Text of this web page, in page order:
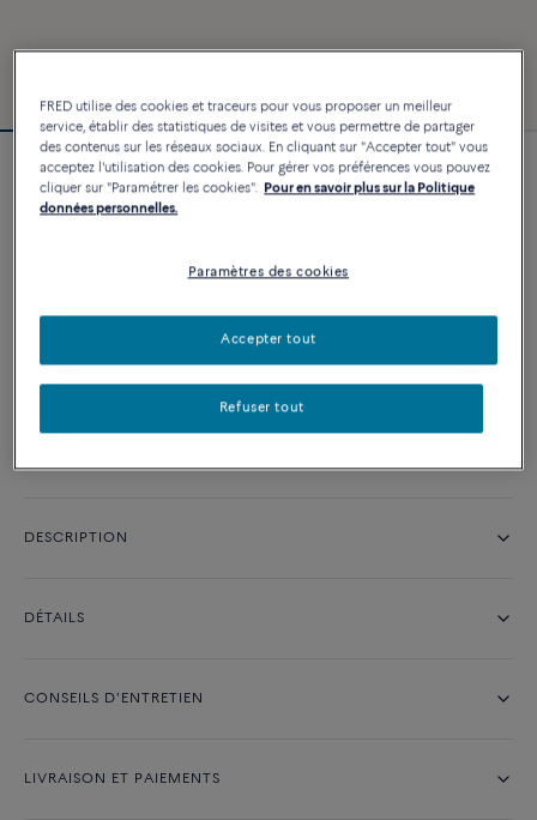
Bracelet Force 10
2 640 €
Disponibilité en boutique
DESCRIPTION
DÉTAILS
CONSEILS D'ENTRETIEN
LIVRAISON ET PAIEMENTS
FRED utilise des cookies et traceurs pour vous proposer un meilleur
service, établir des statistiques de visites et vous permettre de partager
des contenus sur les réseaux sociaux. En cliquant sur "Accepter tout" vous
acceptez l'utilisation des cookies. Pour gérer vos préférences vous pouvez
cliquer sur "Paramétrer les cookies". Pour en savoir plus sur la Politique
données personnelles.
Paramètres des cookies
Refuser tout
Accepter tout